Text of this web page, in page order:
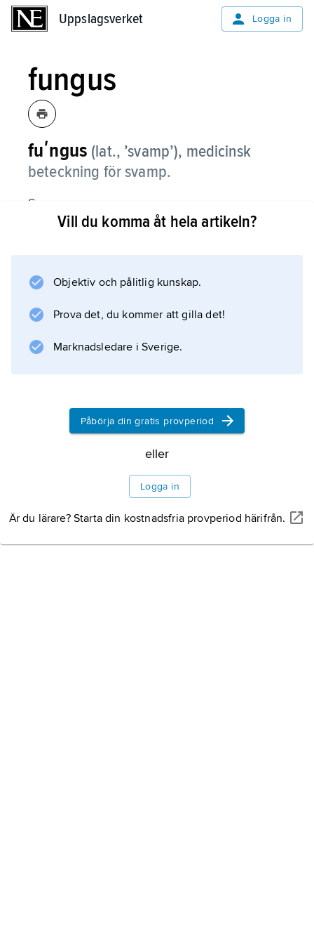
Uppslagsverket Logga in
fungus
fuʹngus (lat., ’svamp’), medicinsk
beteckning för svamp.
Se
svampsjukdomar
Information om artikeln
Vill du komma åt hela artikeln?
Objektiv och pålitlig kunskap.
Prova det, du kommer att gilla det!
Marknadsledare i Sverige.
Påbörja din gratis provperiod
eller
Logga in
Är du lärare? Starta din kostnadsfria provperiod härifrån.